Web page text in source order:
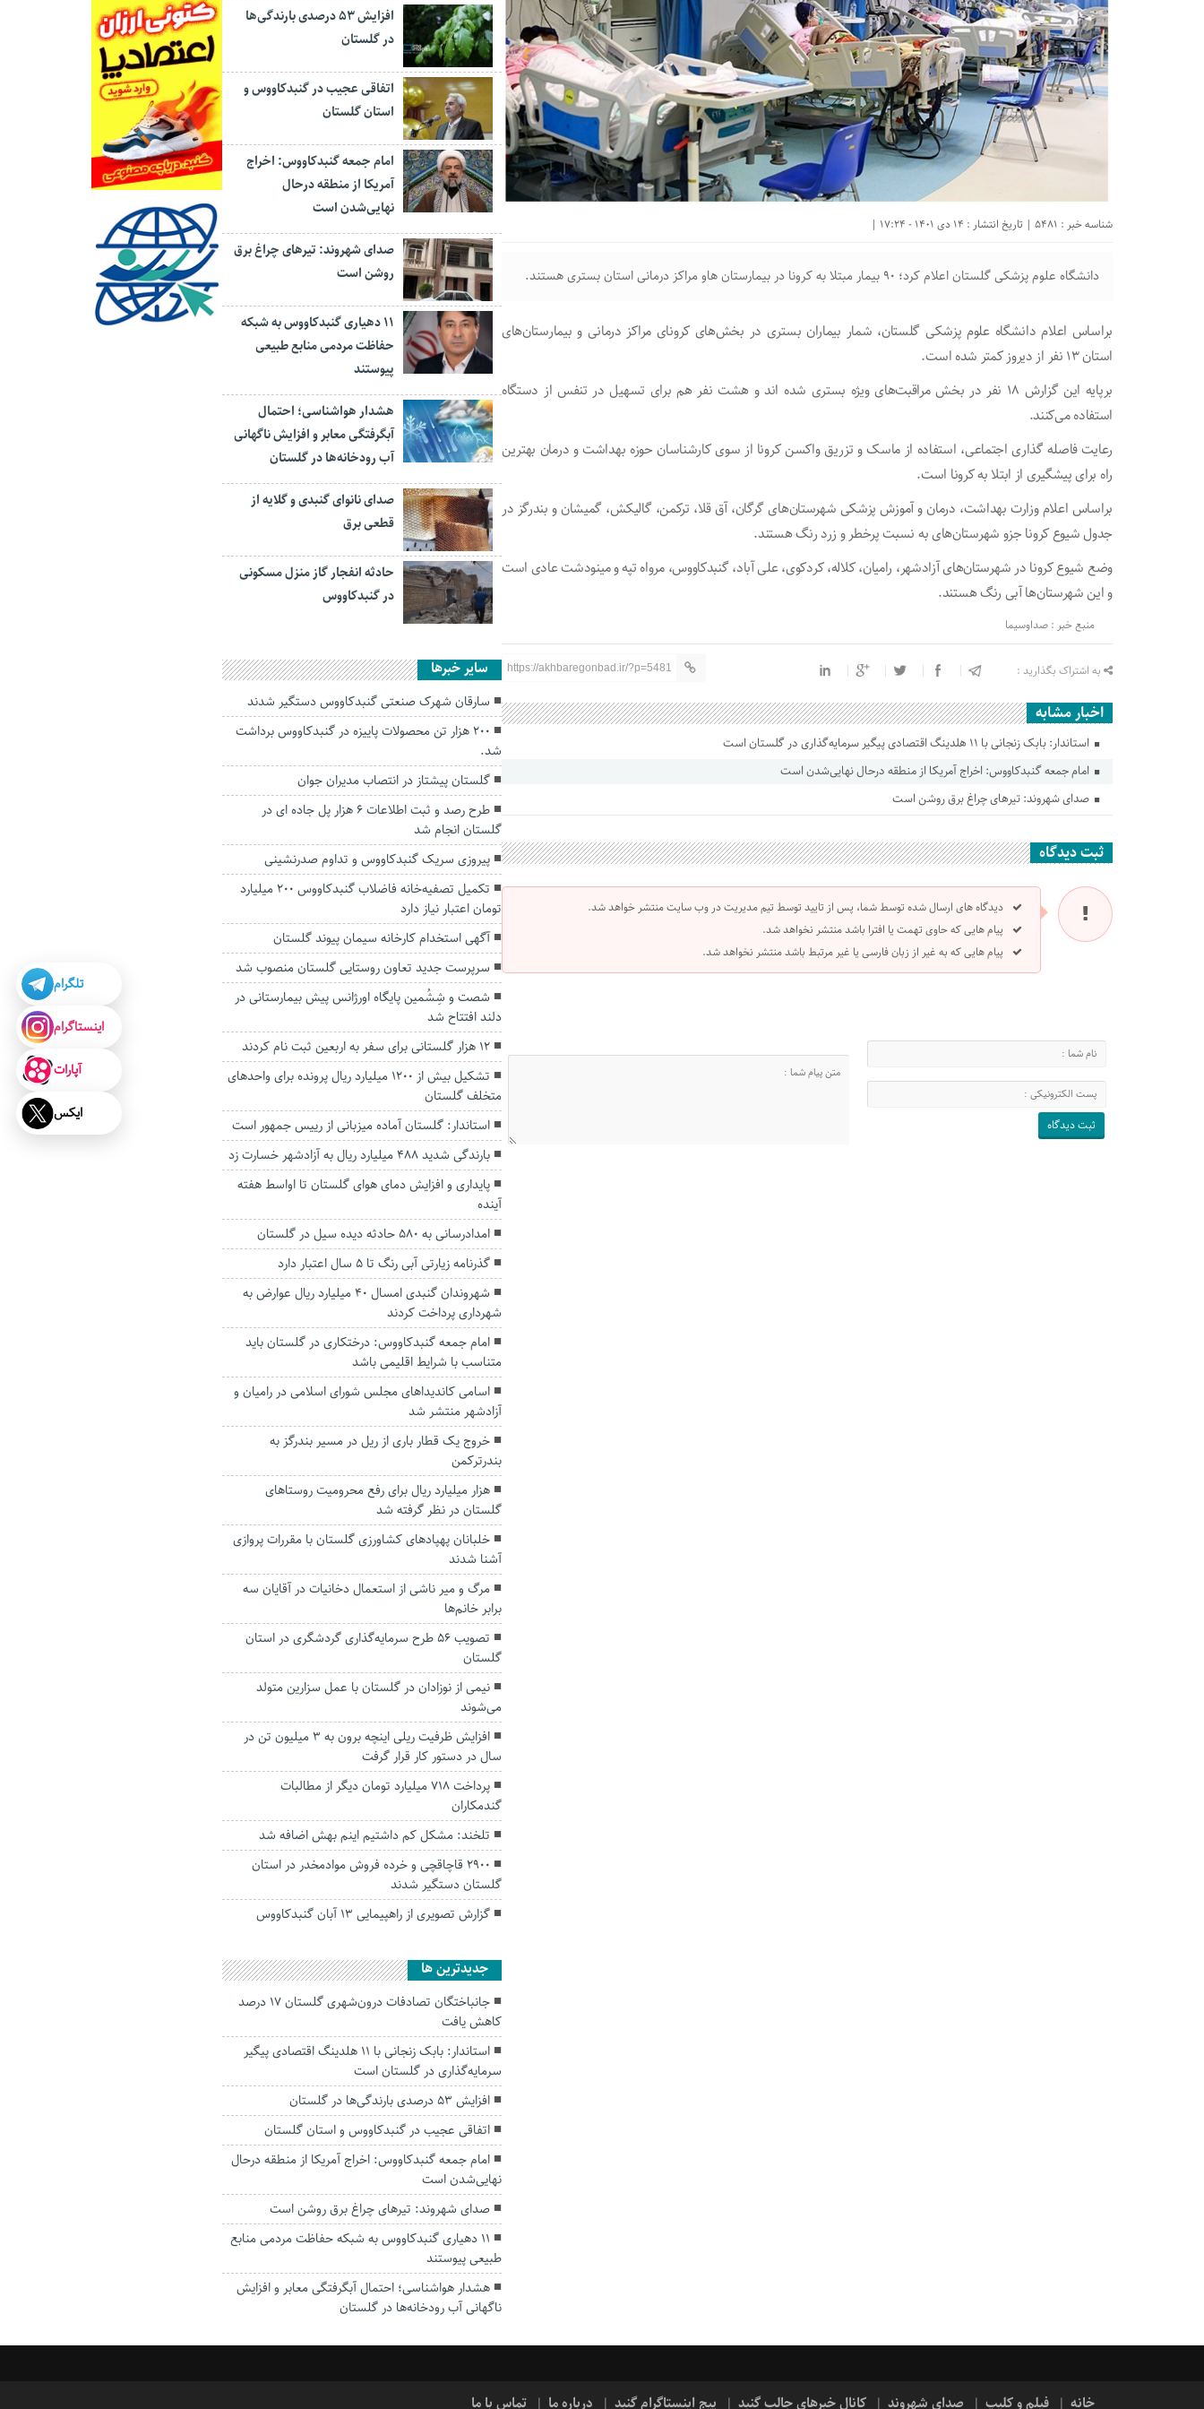
شناسه خبر : 5481 | تاریخ انتشار : 14 دی 1401 - 17:24 |
دانشگاه علوم پزشکی گلستان اعلام کرد؛ ۹۰ بیمار مبتلا به کرونا در بیمارستان هاو مراکز درمانی استان بستری هستند.
براساس اعلام دانشگاه علوم پزشکی گلستان، شمار بیماران بستری در بخش‌های کرونای مراکز درمانی و بیمارستان‌های
استان ۱۳ نفر از دیروز کمتر شده است.
برپایه این گزارش ۱۸ نفر در بخش مراقبت‌های ویژه بستری شده اند و هشت نفر هم برای تسهیل در تنفس از دستگاه
استفاده می‌کنند.
رعایت فاصله گذاری اجتماعی، استفاده از ماسک و تزریق واکسن کرونا از سوی کارشناسان حوزه بهداشت و درمان بهترین
راه برای پیشگیری از ابتلا به کرونا است.
براساس اعلام وزارت بهداشت، درمان و آموزش پزشکی شهرستان‌های گرگان، آق قلا، ترکمن، گالیکش، گمیشان و بندرگز در
جدول شیوع کرونا جزو شهرستان‌های به نسبت پرخطر و زرد رنگ هستند.
وضع شیوع کرونا در شهرستان‌های آزادشهر، رامیان، کلاله، کردکوی، علی آباد، گنبدکاووس، مرواه تپه و مینودشت عادی است
و این شهرستان‌ها آبی رنگ هستند.
منبع خبر : صداوسیما
به اشتراک بگذارید : https://akhbaregonbad.ir/?p=5481
اخبار مشابه
استاندار: بابک زنجانی با ۱۱ هلدینگ اقتصادی پیگیر سرمایه‌گذاری در گلستان است
امام جمعه گنبدکاووس: اخراج آمریکا از منطقه درحال نهایی‌شدن است
صدای شهروند: تیرهای چراغ برق روشن است
ثبت دیدگاه
دیدگاه های ارسال شده توسط شما، پس از تایید توسط تیم مدیریت در وب سایت منتشر خواهد شد.
پیام هایی که حاوی تهمت یا افترا باشد منتشر نخواهد شد.
پیام هایی که به غیر از زبان فارسی یا غیر مرتبط باشد منتشر نخواهد شد.
افزایش ۵۳ درصدی بارندگی‌ها
در گلستان
اتفاقی عجیب در‌ گنبدکاووس و
استان گلستان
امام جمعه گنبدکاووس: اخراج
آمریکا از منطقه درحال
نهایی‌شدن است
صدای شهروند: تیرهای چراغ برق
روشن است
۱۱ دهیاری گنبدکاووس به شبکه
حفاظت مردمی منابع طبیعی
پیوستند
هشدار هواشناسی؛ احتمال
آبگرفتگی معابر و افزایش ناگهانی
آب رودخانه‌ها در گلستان
صدای نانوای گنبدی و گلایه از
قطعی برق
حادثه انفجار گاز منزل مسکونی
در گنبدکاووس
سایر خبرها
سارقان شهرک صنعتی گنبدکاووس دستگیر شدند
۲۰۰ هزار تن محصولات پاییزه در گنبدکاووس برداشت
شد.
گلستان پیشتاز در انتصاب مدیران جوان
طرح رصد و ثبت اطلاعات ۶ هزار پل جاده ای در
گلستان انجام شد
پیروزی سریک گنبدکاووس و تداوم صدرنشینی
تکمیل تصفیه‌خانه فاضلاب گنبدکاووس ۲۰۰ میلیارد
تومان اعتبار نیاز دارد
آگهی استخدام کارخانه سیمان پیوند گلستان
سرپرست جدید تعاون روستایی گلستان منصوب شد
شصت و شِشُمین پایگاه اورژانس پیش بیمارستانی در
دلند افتتاح شد
۱۲ هزار گلستانی برای سفر به اربعین ثبت نام کردند
تشکیل بیش از ۱۲۰۰ میلیارد ریال پرونده برای واحدهای
متخلف گلستان
استاندار: گلستان آماده میزبانی از رییس جمهور است
بارندگی شدید ۴۸۸ میلیارد ریال به آزادشهر خسارت زد
پایداری و افزایش دمای هوای گلستان تا اواسط هفته
آینده
امدادرسانی به ۵۸۰ حادثه دیده سیل در گلستان
گذرنامه زیارتی آبی رنگ تا ۵ سال اعتبار دارد
شهروندان گنبدی امسال ۴۰ میلیارد ریال عوارض به
شهرداری پرداخت کردند
امام جمعه گنبدکاووس: درختکاری‌ در گلستان باید
متناسب با شرایط اقلیمی باشد
اسامی کاندیداهای مجلس شورای اسلامی در رامیان و
آزادشهر منتشر شد
خروج یک قطار باری از ریل در مسیر بندرگز به
بندرترکمن
هزار میلیارد ریال برای رفع محرومیت‌ روستاهای
گلستان در نظر گرفته شد
خلبانان پهپادهای کشاورزی گلستان با مقررات پروازی
آشنا شدند
مرگ و میر ناشی از استعمال دخانیات در آقایان سه
برابر خانم‌ها
تصویب ۵۶ طرح سرمایه‌گذاری گردشگری در استان
گلستان
نیمی از نوزادان در گلستان با عمل سزارین متولد
می‌شوند
افزایش ظرفیت ریلی اینچه برون به ۳ میلیون تن در
سال در دستور کار قرار گرفت
پرداخت ۷۱۸ میلیارد تومان دیگر از مطالبات
گندمکاران
تلخند: مشکل کم داشتیم اینم بهش اضافه شد
۲۹۰۰ قاچاقچی و خرده فروش موادمخدر در استان
گلستان دستگیر شدند
گزارش تصویری از راهپیمایی 13 آبان گنبدکاووس
جديدترين ها
جانباختگان تصادفات درون‌شهری گلستان ۱۷ درصد
کاهش یافت
استاندار: بابک زنجانی با ۱۱ هلدینگ اقتصادی پیگیر
سرمایه‌گذاری در گلستان است
افزایش ۵۳ درصدی بارندگی‌ها در گلستان
اتفاقی عجیب در‌ گنبدکاووس و استان گلستان
امام جمعه گنبدکاووس: اخراج آمریکا از منطقه درحال
نهایی‌شدن است
صدای شهروند: تیرهای چراغ برق روشن است
۱۱ دهیاری گنبدکاووس به شبکه حفاظت مردمی منابع
طبیعی پیوستند
هشدار هواشناسی؛ احتمال آبگرفتگی معابر و افزایش
ناگهانی آب رودخانه‌ها در گلستان
خانه فیلم و کلیپ صدای شهروند کانال خبرهای جالب گنبد پیج اینستاگرام گنبد درباره ما تماس با ما
تلگرام
اینستاگرام
آپارات
ایکس